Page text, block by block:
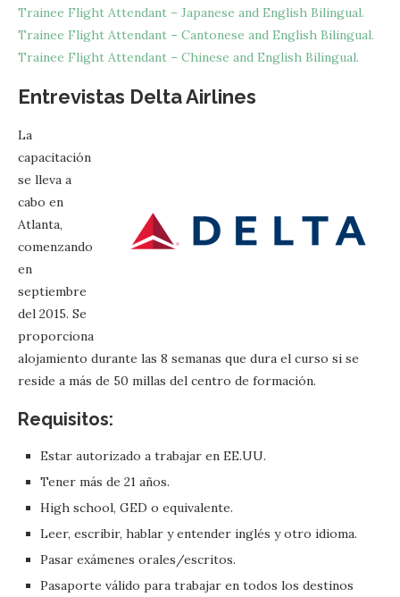
Trainee Flight Attendant – Japanese and English Bilingual.
Trainee Flight Attendant – Cantonese and English Bilingual.
Trainee Flight Attendant – Chinese and English Bilingual.
Entrevistas Delta Airlines
La
capacitación
se lleva a
cabo en
Atlanta,
comenzando
en
septiembre
del 2015. Se
proporciona
alojamiento durante las 8 semanas que dura el curso si se
reside a más de 50 millas del centro de formación.
Requisitos:
Estar autorizado a trabajar en EE.UU.
Tener más de 21 años.
High school, GED o equivalente.
Leer, escribir, hablar y entender inglés y otro idioma.
Pasar exámenes orales/escritos.
Pasaporte válido para trabajar en todos los destinos